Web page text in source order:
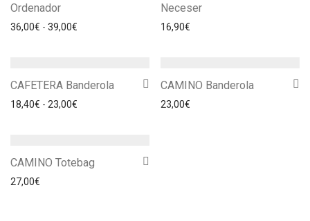
Ordenador
36,00€ - 39,00€ Rango de precios: desde 36,00€ hasta 39,00€
Neceser
16,90€
CAFETERA Banderola
18,40€ - 23,00€ Rango de precios: desde 18,40€ hasta 23,00€
CAMINO Banderola
23,00€
CAMINO Totebag
27,00€